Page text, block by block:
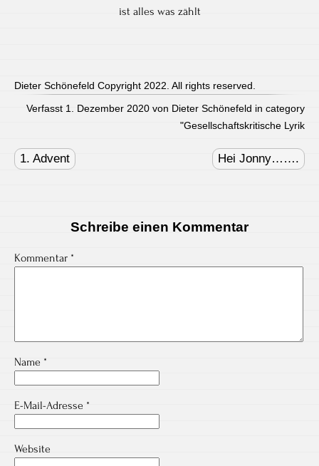
ist alles was zählt
Dieter Schönefeld Copyright 2022. All rights reserved.
Verfasst 1. Dezember 2020 von Dieter Schönefeld in category
"Gesellschaftskritische Lyrik
navigation
1. Advent Hei Jonny…….
Schreibe einen Kommentar
Kommentar *
Name *
E-Mail-Adresse *
Website